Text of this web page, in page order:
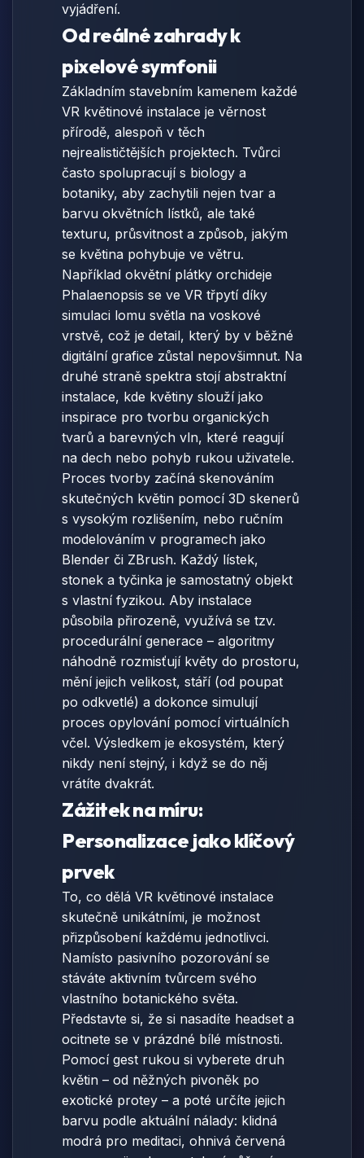
vyjádření.
Od reálné zahrady k
pixelové symfonii
Základním stavebním kamenem každé
VR květinové instalace je věrnost
přírodě, alespoň v těch
nejrealističtějších projektech. Tvůrci
často spolupracují s biology a
botaniky, aby zachytili nejen tvar a
barvu okvětních lístků, ale také
texturu, průsvitnost a způsob, jakým
se květina pohybuje ve větru.
Například okvětní plátky orchideje
Phalaenopsis se ve VR třpytí díky
simulaci lomu světla na voskové
vrstvě, což je detail, který by v běžné
digitální grafice zůstal nepovšimnut. Na
druhé straně spektra stojí abstraktní
instalace, kde květiny slouží jako
inspirace pro tvorbu organických
tvarů a barevných vln, které reagují
na dech nebo pohyb rukou uživatele.
Proces tvorby začíná skenováním
skutečných květin pomocí 3D skenerů
s vysokým rozlišením, nebo ručním
modelováním v programech jako
Blender či ZBrush. Každý lístek,
stonek a tyčinka je samostatný objekt
s vlastní fyzikou. Aby instalace
působila přirozeně, využívá se tzv.
procedurální generace – algoritmy
náhodně rozmisťují květy do prostoru,
mění jejich velikost, stáří (od poupat
po odkvetlé) a dokonce simulují
proces opylování pomocí virtuálních
včel. Výsledkem je ekosystém, který
nikdy není stejný, i když se do něj
vrátíte dvakrát.
Zážitek na míru:
Personalizace jako klíčový
prvek
To, co dělá VR květinové instalace
skutečně unikátními, je možnost
přizpůsobení každému jednotlivci.
Namísto pasivního pozorování se
stáváte aktivním tvůrcem svého
vlastního botanického světa.
Představte si, že si nasadíte headset a
ocitnete se v prázdné bílé místnosti.
Pomocí gest rukou si vyberete druh
květin – od něžných pivoněk po
exotické protey – a poté určíte jejich
barvu podle aktuální nálady: klidná
modrá pro meditaci, ohnivá červená